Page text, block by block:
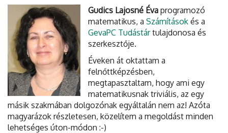
Gudics Lajosné Éva programozó
matematikus, a Számítások és a
GevaPC Tudástártulajdonosa és
szerkesztője.
Éveken át oktattam a
felnőttképzésben,
megtapasztaltam, hogy ami egy
matematikusnak triviális, az egy
másik szakmában dolgozónak egyáltalán nem az! Azóta
magyarázok részletesen, közelítem a megoldást minden
lehetséges úton-módon :-)